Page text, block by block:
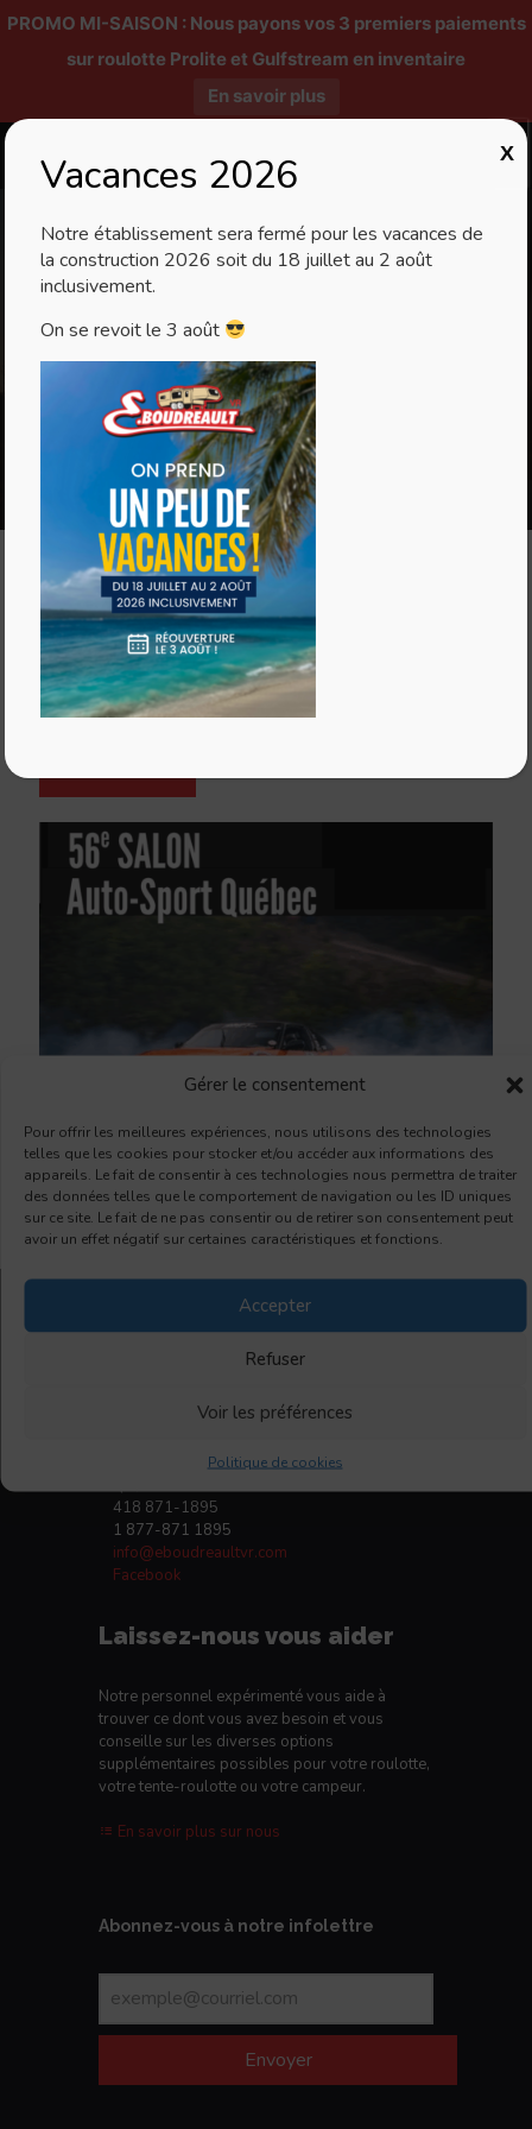
PROMO MI-SAISON : Nous payons vos 3 premiers paiements
sur roulotte Prolite et Gulfstream en inventaire
En savoir plus
Gérer le consentement
Pour offrir les meilleures expériences, nous utilisons des technologies
telles que les cookies pour stocker et/ou accéder aux informations des
appareils. Le fait de consentir à ces technologies nous permettra de traiter
des données telles que le comportement de navigation ou les ID uniques
sur ce site. Le fait de ne pas consentir ou de retirer son consentement peut
avoir un effet négatif sur certaines caractéristiques et fonctions.
Accepter
Refuser
Voir les préférences
Politique de cookies
Salon Auto Sport
Québec 2026
ven 01 mai 2026, 0:00 am
Informations à venir
"Lieu de l'évènement"
Centre de Foires ExpoCité
Contactez-nous
Partager
L'Ancienne-Lorette
418 871-1895
1 877-871 1895
info@eboudreaultvr.com
Facebook
Laissez-nous vous aider
Notre personnel expérimenté vous aide à
trouver ce dont vous avez besoin et vous
conseille sur les diverses options
supplémentaires possibles pour votre roulotte,
votre tente-roulotte ou votre campeur.
En savoir plus sur nous
Abonnez-vous à notre infolettre
Envoyer
Vacances 2026
Notre établissement sera fermé pour les vacances de
la construction 2026 soit du 18 juillet au 2 août
inclusivement.
On se revoit le 3 août
X